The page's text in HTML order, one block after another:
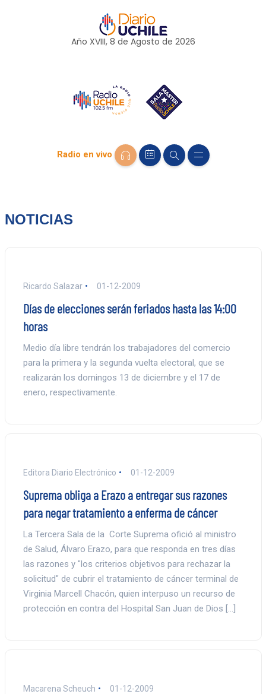
Año XVIII, 8 de Agosto de 2026
Radio en vivo
NOTICIAS
Ricardo Salazar 01-12-2009
Días de elecciones serán feriados hasta las 14:00
horas
Medio día libre tendrán los trabajadores del comercio
para la primera y la segunda vuelta electoral, que se
realizarán los domingos 13 de diciembre y el 17 de
enero, respectivamente.
Editora Diario Electrónico 01-12-2009
Suprema obliga a Erazo a entregar sus razones
para negar tratamiento a enferma de cáncer
La Tercera Sala de la Corte Suprema ofició al ministro
de Salud, Álvaro Erazo, para que responda en tres días
las razones y "los criterios objetivos para rechazar la
solicitud" de cubrir el tratamiento de cáncer terminal de
Virginia Marcell Chacón, quien interpuso un recurso de
protección en contra del Hospital San Juan de Dios […]
Macarena Scheuch 01-12-2009